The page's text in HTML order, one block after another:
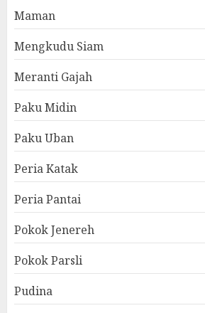
Maman
Mengkudu Siam
Meranti Gajah
Paku Midin
Paku Uban
Peria Katak
Peria Pantai
Pokok Jenereh
Pokok Parsli
Pudina